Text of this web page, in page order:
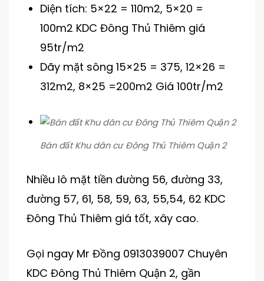
Diện tích: 5×22 = 110m2, 5×20 =
100m2 KDC Đông Thủ Thiêm giá
95tr/m2
Dãy mặt sông 15×25 = 375, 12×26 =
312m2, 8×25 =200m2 Giá 100tr/m2
Bán đất Khu dân cư Đông Thủ Thiêm Quận 2
Nhiều lô mặt tiền đường 56, đường 33,
đường 57, 61, 58, 59, 63, 55,54, 62 KDC
Đông Thủ Thiêm giá tốt, xây cao.
Gọi ngay Mr Đồng 0913039007 Chuyên
KDC Đông Thủ Thiêm Quận 2, gần